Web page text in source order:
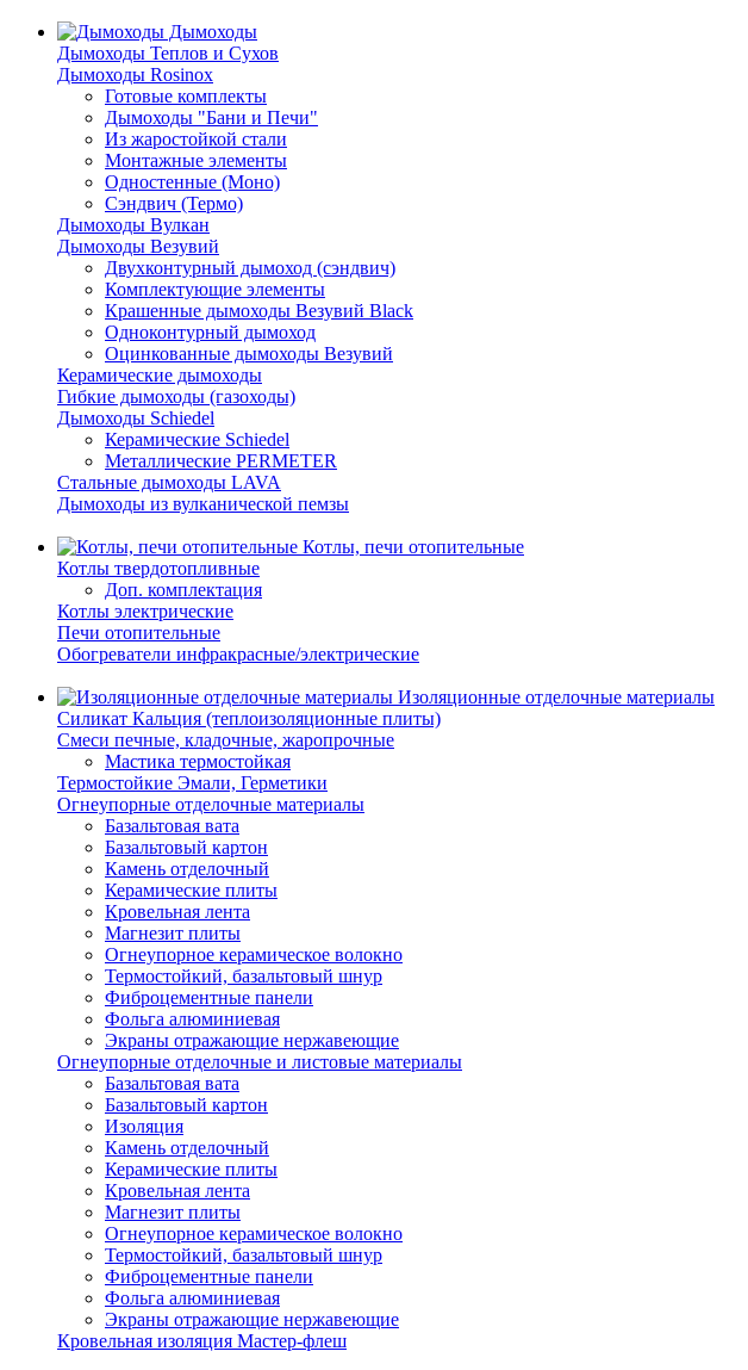
Дымоходы
Дымоходы Теплов и Сухов
Дымоходы Rosinox
Готовые комплекты
Дымоходы "Бани и Печи"
Из жаростойкой стали
Монтажные элементы
Одностенные (Моно)
Сэндвич (Термо)
Дымоходы Вулкан
Дымоходы Везувий
Двухконтурный дымоход (сэндвич)
Комплектующие элементы
Крашенные дымоходы Везувий Black
Одноконтурный дымоход
Оцинкованные дымоходы Везувий
Керамические дымоходы
Гибкие дымоходы (газоходы)
Дымоходы Schiedel
Керамические Schiedel
Металлические PERMETER
Стальные дымоходы LAVA
Дымоходы из вулканической пемзы
Котлы, печи отопительные
Котлы твердотопливные
Доп. комплектация
Котлы электрические
Печи отопительные
Обогреватели инфракрасные/электрические
Изоляционные отделочные материалы
Силикат Кальция (теплоизоляционные плиты)
Смеси печные, кладочные, жаропрочные
Мастика термостойкая
Термостойкие Эмали, Герметики
Огнеупорные отделочные материалы
Базальтовая вата
Базальтовый картон
Камень отделочный
Керамические плиты
Кровельная лента
Магнезит плиты
Огнеупорное керамическое волокно
Термостойкий, базальтовый шнур
Фиброцементные панели
Фольга алюминиевая
Экраны отражающие нержавеющие
Огнеупорные отделочные и листовые материалы
Базальтовая вата
Базальтовый картон
Изоляция
Камень отделочный
Керамические плиты
Кровельная лента
Магнезит плиты
Огнеупорное керамическое волокно
Термостойкий, базальтовый шнур
Фиброцементные панели
Фольга алюминиевая
Экраны отражающие нержавеющие
Кровельная изоляция Мастер-флеш